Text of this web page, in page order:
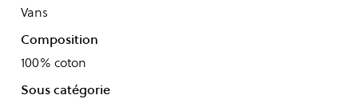
Vans
Composition
100% coton
Sous catégorie